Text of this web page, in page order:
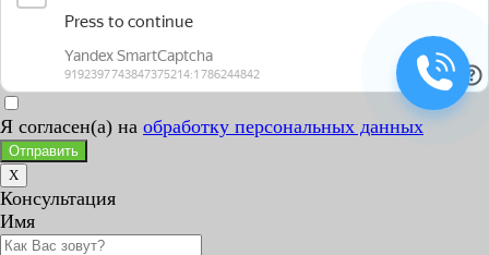
Я согласен(а) на обработку персональных данных
Отправить
X
Консультация
Имя